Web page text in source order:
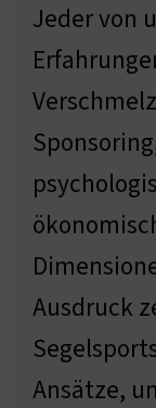
Jeder von
Ausdruck
Ansätze,